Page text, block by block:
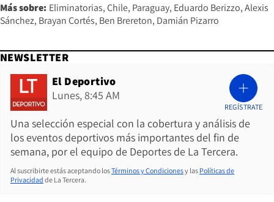
Más sobre: Eliminatorias Chile Paraguay Eduardo Berizzo Alexis
Sánchez Brayan Cortés Ben Brereton Damián Pizarro
NEWSLETTER
El Deportivo
Lunes, 8:45 AM
Una selección especial con la cobertura y análisis de
los eventos deportivos más importantes del fin de
semana, por el equipo de Deportes de La Tercera.
REGÍSTRATE
Al suscribirte estás aceptando losTérminos y Condicionesy las Políticas de
Privacidad de La Tercera.